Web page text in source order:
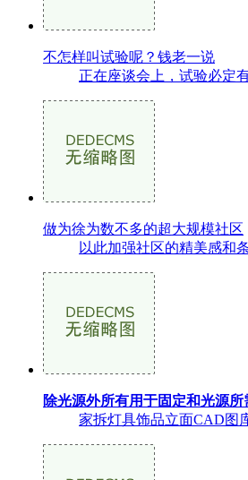
不怎样叫试验呢？钱老一说
正在座谈会上，试验必定
做为徐为数不多的超大规模社区
以此加强社区的精美感和
除光源外所有用于固定和光源所
家拆灯具饰品立面CAD图